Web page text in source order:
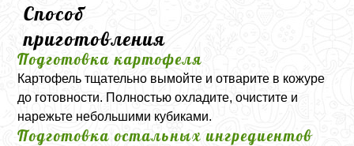
Способ
приготовления
Подготовка картофеля
Картофель тщательно вымойте и отварите в кожуре
до готовности. Полностью охладите, очистите и
нарежьте небольшими кубиками.
Подготовка остальных ингредиентов